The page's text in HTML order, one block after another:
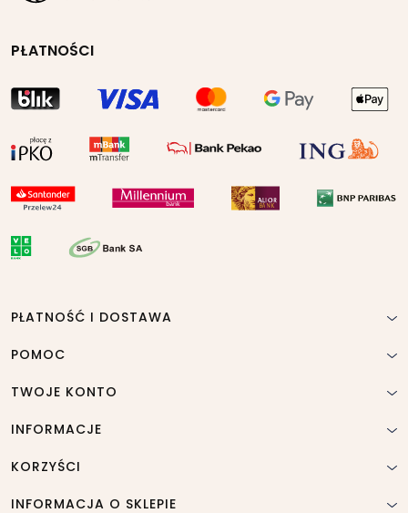
PŁATNOŚCI
PŁATNOŚĆ I DOSTAWA
POMOC
TWOJE KONTO
INFORMACJE
KORZYŚCI
INFORMACJA O SKLEPIE